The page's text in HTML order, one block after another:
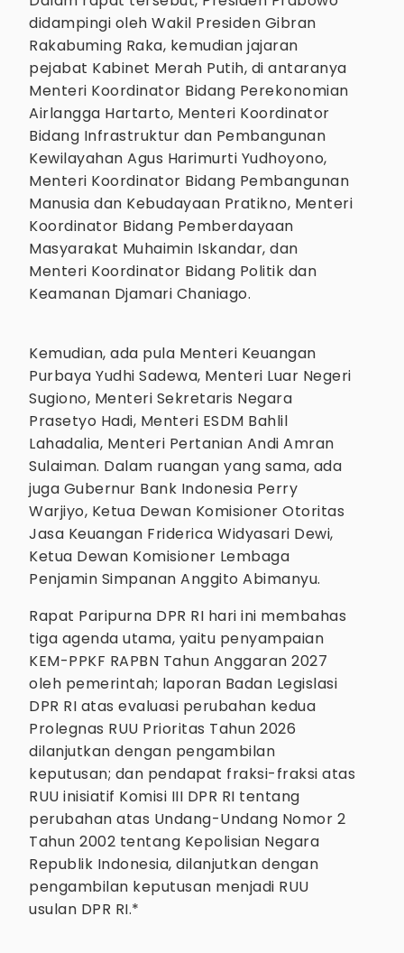
didampingi oleh Wakil Presiden Gibran
Rakabuming Raka, kemudian jajaran
pejabat Kabinet Merah Putih, di antaranya
Menteri Koordinator Bidang Perekonomian
Airlangga Hartarto, Menteri Koordinator
Bidang Infrastruktur dan Pembangunan
Kewilayahan Agus Harimurti Yudhoyono,
Menteri Koordinator Bidang Pembangunan
Manusia dan Kebudayaan Pratikno, Menteri
Koordinator Bidang Pemberdayaan
Masyarakat Muhaimin Iskandar, dan
Menteri Koordinator Bidang Politik dan
Keamanan Djamari Chaniago.
Kemudian, ada pula Menteri Keuangan
Purbaya Yudhi Sadewa, Menteri Luar Negeri
Sugiono, Menteri Sekretaris Negara
Prasetyo Hadi, Menteri ESDM Bahlil
Lahadalia, Menteri Pertanian Andi Amran
Sulaiman. Dalam ruangan yang sama, ada
juga Gubernur Bank Indonesia Perry
Warjiyo, Ketua Dewan Komisioner Otoritas
Jasa Keuangan Friderica Widyasari Dewi,
Ketua Dewan Komisioner Lembaga
Penjamin Simpanan Anggito Abimanyu.
Rapat Paripurna DPR RI hari ini membahas
tiga agenda utama, yaitu penyampaian
KEM-PPKF RAPBN Tahun Anggaran 2027
oleh pemerintah; laporan Badan Legislasi
DPR RI atas evaluasi perubahan kedua
Prolegnas RUU Prioritas Tahun 2026
dilanjutkan dengan pengambilan
keputusan; dan pendapat fraksi-fraksi atas
RUU inisiatif Komisi III DPR RI tentang
perubahan atas Undang-Undang Nomor 2
Tahun 2002 tentang Kepolisian Negara
Republik Indonesia, dilanjutkan dengan
pengambilan keputusan menjadi RUU
usulan DPR RI.*